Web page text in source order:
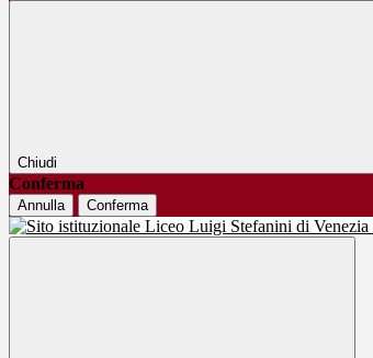
Chiudi
Conferma
Annulla Conferma